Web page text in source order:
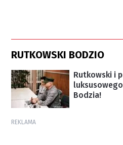
RUTKOWSKI BODZIO
Rutkowski i
Bodzia!
REKLAMA